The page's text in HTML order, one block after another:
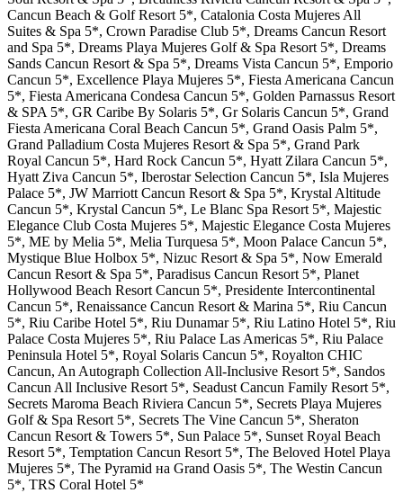
Cancun Beach & Golf Resort 5*, Catalonia Costa Mujeres All
Suites & Spa 5*, Crown Paradise Club 5*, Dreams Cancun Resort
and Spa 5*, Dreams Playa Mujeres Golf & Spa Resort 5*, Dreams
Sands Cancun Resort & Spa 5*, Dreams Vista Cancun 5*, Emporio
Cancun 5*, Excellence Playa Mujeres 5*, Fiesta Americana Cancun
5*, Fiesta Americana Condesa Cancun 5*, Golden Parnassus Resort
& SPA 5*, GR Caribe By Solaris 5*, Gr Solaris Cancun 5*, Grand
Fiesta Americana Coral Beach Cancun 5*, Grand Oasis Palm 5*,
Grand Palladium Costa Mujeres Resort & Spa 5*, Grand Park
Royal Cancun 5*, Hard Rock Cancun 5*, Hyatt Zilara Cancun 5*,
Hyatt Ziva Cancun 5*, Iberostar Selection Cancun 5*, Isla Mujeres
Palace 5*, JW Marriott Cancun Resort & Spa 5*, Krystal Altitude
Cancun 5*, Krystal Cancun 5*, Le Blanc Spa Resort 5*, Majestic
Elegance Club Costa Mujeres 5*, Majestic Elegance Costa Mujeres
5*, ME by Melia 5*, Melia Turquesa 5*, Moon Palace Cancun 5*,
Mystique Blue Holbox 5*, Nizuc Resort & Spa 5*, Now Emerald
Cancun Resort & Spa 5*, Paradisus Cancun Resort 5*, Planet
Hollywood Beach Resort Cancun 5*, Presidente Intercontinental
Cancun 5*, Renaissance Cancun Resort & Marina 5*, Riu Cancun
5*, Riu Caribe Hotel 5*, Riu Dunamar 5*, Riu Latino Hotel 5*, Riu
Palace Costa Mujeres 5*, Riu Palace Las Americas 5*, Riu Palace
Peninsula Hotel 5*, Royal Solaris Cancun 5*, Royalton CHIC
Cancun, An Autograph Collection All-Inclusive Resort 5*, Sandos
Cancun All Inclusive Resort 5*, Seadust Cancun Family Resort 5*,
Secrets Maroma Beach Riviera Cancun 5*, Secrets Playa Mujeres
Golf & Spa Resort 5*, Secrets The Vine Cancun 5*, Sheraton
Cancun Resort & Towers 5*, Sun Palace 5*, Sunset Royal Beach
Resort 5*, Temptation Cancun Resort 5*, The Beloved Hotel Playa
Mujeres 5*, The Pyramid на Grand Oasis 5*, The Westin Cancun
5*, TRS Coral Hotel 5*